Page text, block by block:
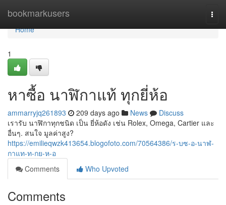
bookmarkusers
Home
Home
1
หาซื้อ นาฬิกาแท้ ทุกยี่ห้อ
ammarryjq261893 209 days ago News
Discuss
เรารับ นาฬิกาทุกชนิด เป็น ยี่ห้อดัง เช่น Rolex, Omega, Cartier และ
อื่นๆ. สนใจ มูลค่าสูง?
https://emilieqwzk413654.blogofoto.com/70564386/ร-บซ-อ-นาฬ-
กาแท-ท-กย-ห-อ
Comments
Who Upvoted
Comments